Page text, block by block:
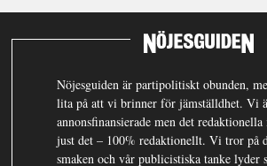
Nöjesguiden är partipolitiskt obunden,
lita på att vi brinner för jämställdhet. Vi
annonsfinansierade men det
just det – 100% redaktionellt. Vi tror på
smaken och vår publicistiska tanke